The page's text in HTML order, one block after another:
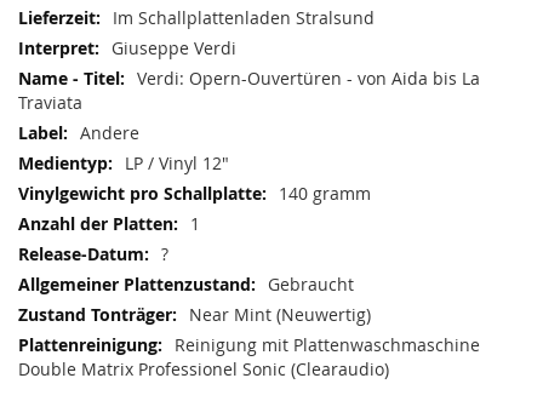
Im Schallplattenladen Stralsund
Giuseppe Verdi
Verdi: Opern-Ouvertüren - von Aida bis La
Traviata
Andere
LP / Vinyl 12"
140 gramm
1
?
Gebraucht
Near Mint (Neuwertig)
Reinigung mit Plattenwaschmaschine
Double Matrix Professionel Sonic (Clearaudio)